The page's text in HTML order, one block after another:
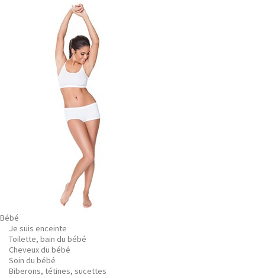
Bébé
Je suis enceinte
Toilette, bain du bébé
Cheveux du bébé
Soin du bébé
Biberons, tétines, sucettes